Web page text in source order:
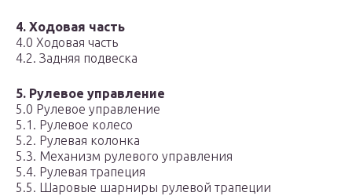
4. Ходовая часть
4.0 Ходовая часть
4.2. Задняя подвеска
5. Рулевое управление
5.0 Рулевое управление
5.1. Рулевое колесо
5.2. Рулевая колонка
5.3. Механизм рулевого управления
5.4. Рулевая трапеция
5.5. Шаровые шарниры рулевой трапеции